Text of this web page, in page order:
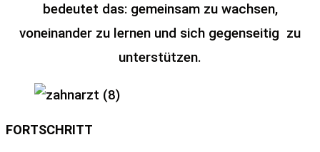
bedeutet das: gemeinsam zu wachsen,
voneinander zu lernen und sich gegenseitig zu
unterstützen.
FORTSCHRITT